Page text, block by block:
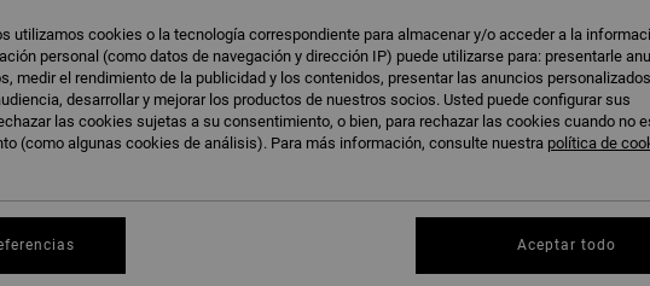
utilizamos cookies o la tecnología correspondiente para almacenar y/o acceder a la
personal (como datos de navegación y dirección IP) puede utilizarse para: presentarle
medir el rendimiento de la publicidad y los contenidos, presentar las anuncios
desarrollar y mejorar los productos de nuestros socios. Usted puede configurar sus
las cookies sujetas a su consentimiento, o bien, para rechazar las cookies cuando no
(como algunas cookies de análisis). Para más información, consulte nuestra política de
Aceptar todo